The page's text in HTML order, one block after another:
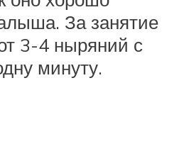
За занятие
3-4 ныряний с
минуту.